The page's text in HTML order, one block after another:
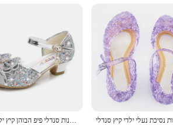
נסיכת בנות מסיבת נעלי ילדי סנדלי צבעוני פאייטים גבוהה עקבים נעלי בנות סנדלי פיפ הבוהן קיץ ילדי נעלי CSH813